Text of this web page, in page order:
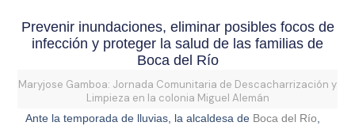
Prevenir inundaciones, eliminar posibles focos de
infección y proteger la salud de las familias de
Boca del Río
Maryjose Gamboa: Jornada Comunitaria de Descacharrización y
Limpieza en la colonia Miguel Alemán
Ante la temporada de lluvias, la alcaldesa de Boca del Río